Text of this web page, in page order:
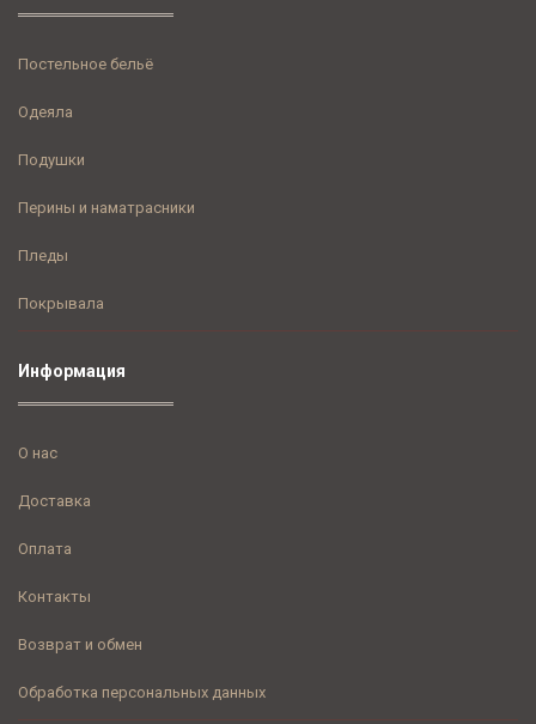
Постельное бельё
Одеяла
Подушки
Перины и наматрасники
Пледы
Покрывала
Информация
О нас
Доставка
Оплата
Контакты
Возврат и обмен
Обработка персональных данных